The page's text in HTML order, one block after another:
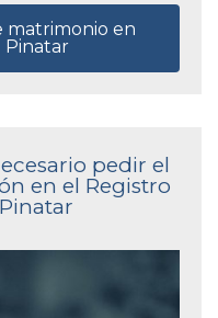
matrimonio en
Pinatar
pedir el
en el Registro